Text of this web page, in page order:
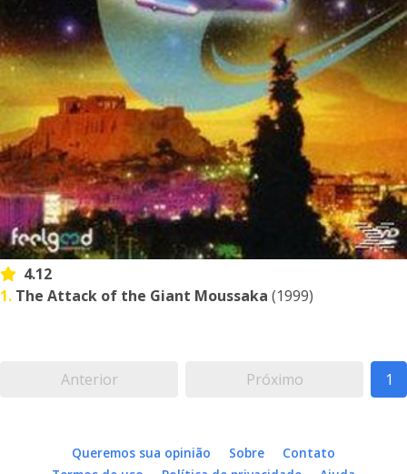
4.12
1. The Attack of the Giant Moussaka (1999)
Anterior Próximo 1
Queremos sua opinião Sobre
Contato